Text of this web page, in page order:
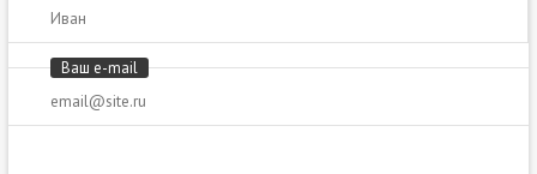
Ваш e-mail